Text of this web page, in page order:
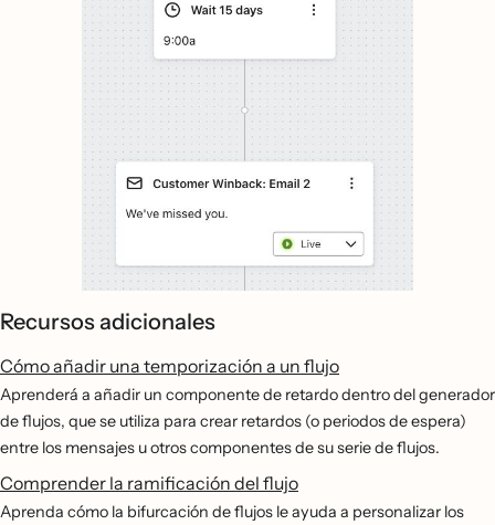
Recursos adicionales
Cómo añadir una temporización a un flujo
Aprenderá a añadir un componente de retardo dentro del generador
de flujos, que se utiliza para crear retardos (o periodos de espera)
entre los mensajes u otros componentes de su serie de flujos.
Comprender la ramificación del flujo
Aprenda cómo la bifurcación de flujos le ayuda a personalizar los